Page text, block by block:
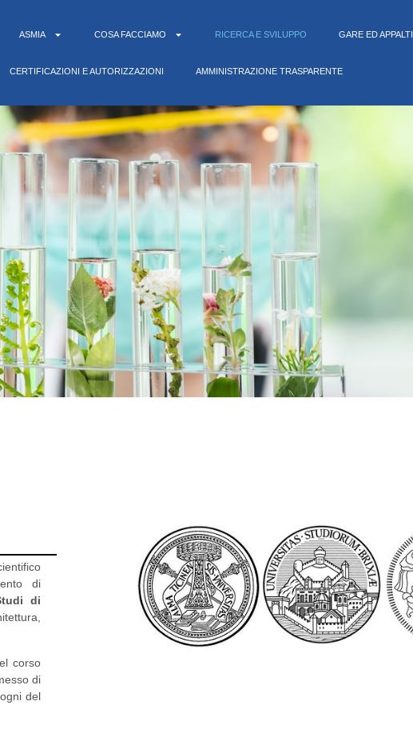
ASMIA COSA FACCIAMO RICERCA E SVILUPPO GARE ED APPALTI
CERTIFICAZIONI E AUTORIZZAZIONI AMMINISTRAZIONE TRASPARENTE
di
di
corso
di
del